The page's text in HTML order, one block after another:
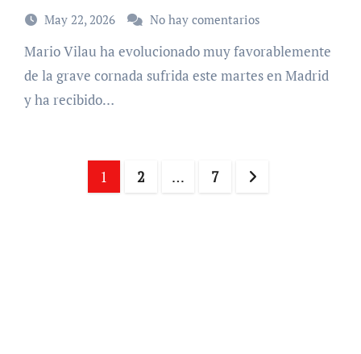
May 22, 2026 No hay comentarios
Mario Vilau ha evolucionado muy favorablemente
de la grave cornada sufrida este martes en Madrid
y ha recibido…
Paginación
1 2 … 7